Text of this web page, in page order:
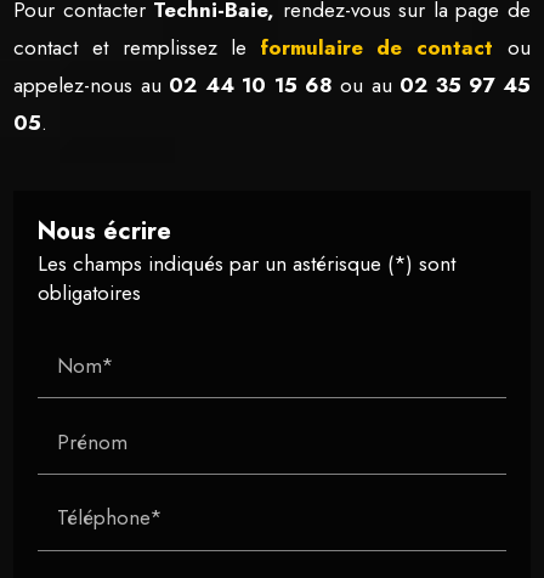
Pour contacter Techni-Baie, rendez-vous sur la page de
contact et remplissez le formulaire de contact ou
appelez-nous au 02 44 10 15 68ou au 02 35 97 45
05.
Nous écrire
Les champs indiqués par un astérisque (*) sont
obligatoires
Nom*
Prénom
Téléphone*